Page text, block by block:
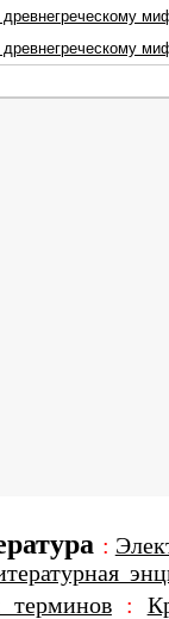
:
терминов: